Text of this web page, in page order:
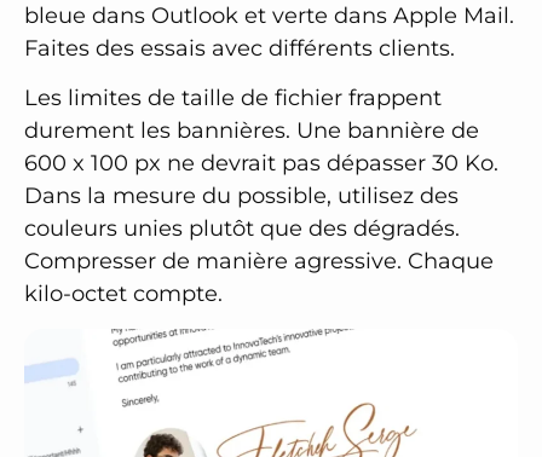
bleue dans Outlook et verte dans Apple Mail.
Faites des essais avec différents clients.
Les limites de taille de fichier frappent
durement les bannières. Une bannière de
600 x 100 px ne devrait pas dépasser 30 Ko.
Dans la mesure du possible, utilisez des
couleurs unies plutôt que des dégradés.
Compresser de manière agressive. Chaque
kilo-octet compte.